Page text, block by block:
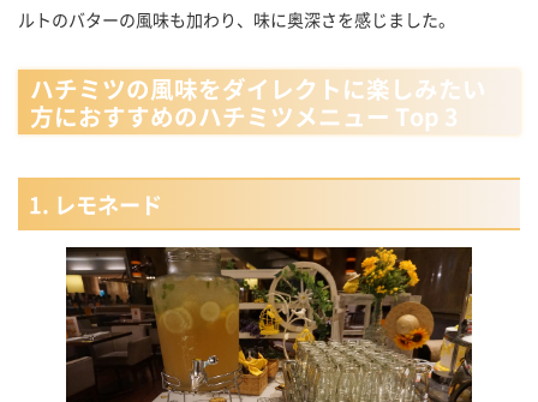
ルトのバターの風味も加わり、味に奥深さを感じました。
ハチミツの風味をダイレクトに楽しみたい
方におすすめのハチミツメニュー Top 3
1. レモネード